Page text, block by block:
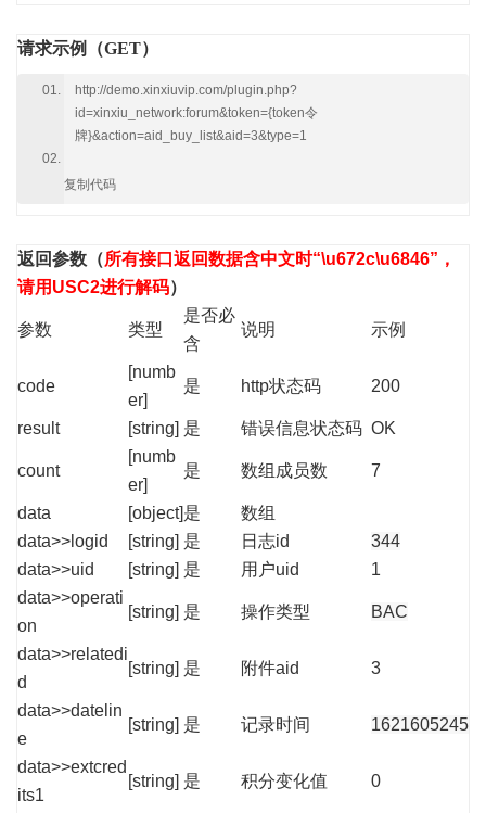
请求示例（GET）
http://demo.xinxiuvip.com/plugin.php?
id=xinxiu_network:forum&token={token令
牌}&action=aid_buy_list&aid=3&type=1
复制代码
返回参数 （所有接口返回数据含中文时“\u672c\u6846”，
请用USC2进行解码）
参数 类型
是否必
含
说明 示例
code
[numb
er]
是 http状态码 200
result [string] 是 错误信息状态码 OK
count
[numb
er]
是 数组成员数 7
data [object]是
数组
data>>logid
[string] 是 日志id
344
data>>uid
[string] 是 用户uid
1
data>>operati
on
[string] 是 操作类型 BAC
data>>relatedi
d
[string] 是 附件aid 3
data>>datelin
e
[string] 是 记录时间 1621605245
data>>extcred
its1
[string] 是 积分变化值 0